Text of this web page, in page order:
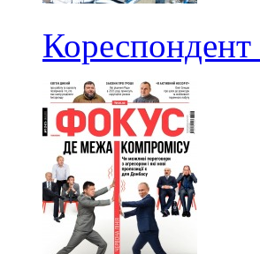
Кореспондент